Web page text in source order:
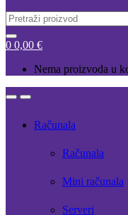
Search
for:
0 0,00 €
Nema proizvoda u
OpenClose
Računala
Računala
Mini računala
Serveri